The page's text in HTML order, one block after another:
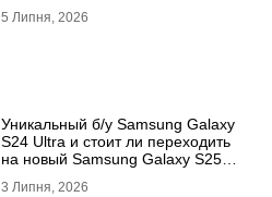
5 Липня, 2026
Уникальный б/у Samsung Galaxy
S24 Ultra и стоит ли переходить
на новый Samsung Galaxy S25
3 Липня, 2026